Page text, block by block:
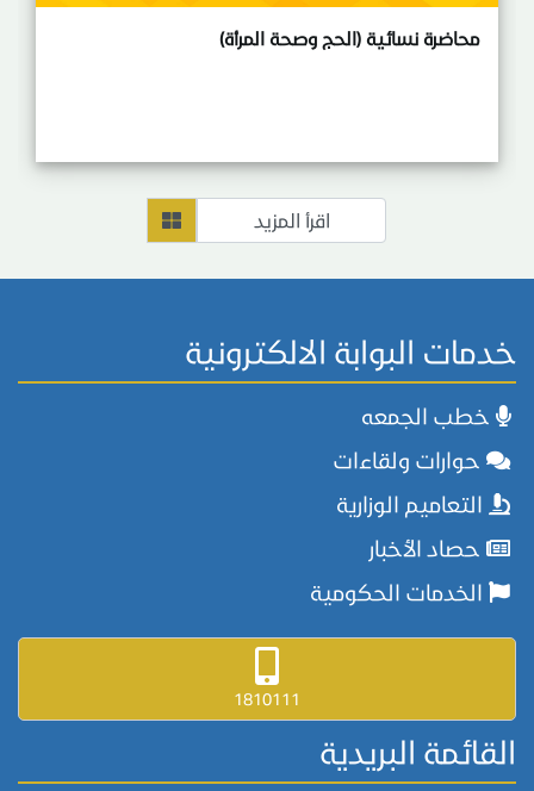
محاضرة نسائية (الحج وصحة المرأة)
اقرأ المزيد
خدمات البوابة الالكترونية
خطب الجمعه
حوارات ولقاءات
التعاميم الوزارية
حصاد الأخبار
الخدمات الحكومية
1810111
القائمة البريدية